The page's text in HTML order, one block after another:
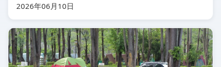
2026年06月10日